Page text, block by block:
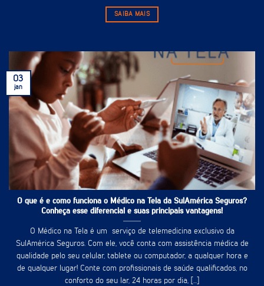
SAIBA MAIS
O que é e como funciona o Médico na Tela da SulAmérica Seguros?
Conheça esse diferencial e suas principais vantagens!
O Médico na Tela é um serviço de telemedicina exclusivo da
SulAmérica Seguros. Com ele, você conta com assistência médica de
qualidade pelo seu celular, tablete ou computador, a qualquer hora e
de qualquer lugar! Conte com profissionais de saúde qualificados, no
conforto do seu lar, 24 horas por dia, [...]
03
jan